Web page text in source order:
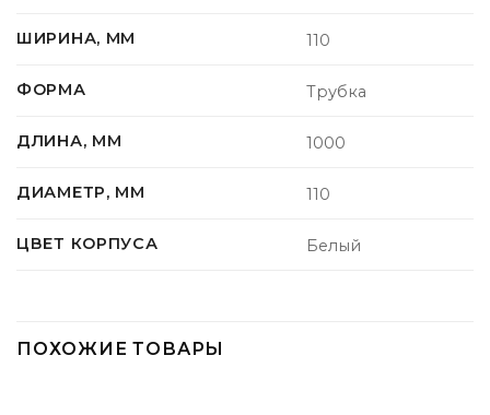
ШИРИНА, ММ 110
ФОРМА Трубка
ДЛИНА, ММ 1000
ДИАМЕТР, ММ 110
ЦВЕТ КОРПУСА Белый
ПОХОЖИЕ ТОВАРЫ